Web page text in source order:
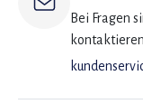
Bei Fragen